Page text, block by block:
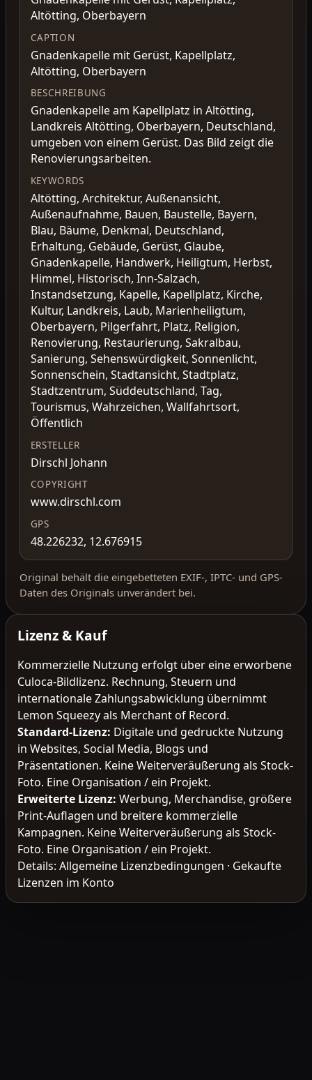
Altötting, Oberbayern
CAPTION
Gnadenkapelle mit Gerüst, Kapellplatz,
Altötting, Oberbayern
BESCHREIBUNG
Gnadenkapelle am Kapellplatz in Altötting,
Landkreis Altötting, Oberbayern, Deutschland,
umgeben von einem Gerüst. Das Bild zeigt die
Renovierungsarbeiten.
KEYWORDS
Altötting, Architektur, Außenansicht,
Außenaufnahme, Bauen, Baustelle, Bayern,
Blau, Bäume, Denkmal, Deutschland,
Erhaltung, Gebäude, Gerüst, Glaube,
Gnadenkapelle, Handwerk, Heiligtum, Herbst,
Himmel, Historisch, Inn-Salzach,
Instandsetzung, Kapelle, Kapellplatz, Kirche,
Kultur, Landkreis, Laub, Marienheiligtum,
Oberbayern, Pilgerfahrt, Platz, Religion,
Renovierung, Restaurierung, Sakralbau,
Sanierung, Sehenswürdigkeit, Sonnenlicht,
Sonnenschein, Stadtansicht, Stadtplatz,
Stadtzentrum, Süddeutschland, Tag,
Tourismus, Wahrzeichen, Wallfahrtsort,
Öffentlich
ERSTELLER
Dirschl Johann
COPYRIGHT
www.dirschl.com
GPS
48.226232, 12.676915
Original behält die eingebetteten EXIF-, IPTC- und GPS-
Daten des Originals unverändert bei.
Lizenz & Kauf
Kommerzielle Nutzung erfolgt über eine erworbene
Culoca-Bildlizenz. Rechnung, Steuern und
internationale Zahlungsabwicklung übernimmt
Lemon Squeezy als Merchant of Record.
Standard-Lizenz: Digitale und gedruckte Nutzung
in Websites, Social Media, Blogs und
Präsentationen. Keine Weiterveräußerung als Stock-
Foto. Eine Organisation / ein Projekt.
Erweiterte Lizenz: Werbung, Merchandise, größere
Print-Auflagen und breitere kommerzielle
Kampagnen. Keine Weiterveräußerung als Stock-
Foto. Eine Organisation / ein Projekt.
Details: Allgemeine Lizenzbedingungen · Gekaufte
Lizenzen im Konto